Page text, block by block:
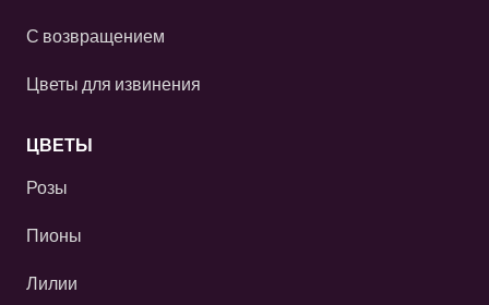
С возвращением
Цветы для извинения
ЦВЕТЫ
Розы
Пионы
Лилии